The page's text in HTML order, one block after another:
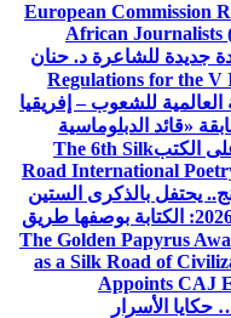
European Commission
African Journalists
جديدة للشاعرة د. حنان
Regulations for the V
العالمية للشعوب – إفريقيا
«قائد الدبلوماسية
الكتبThe 6th Silk
Road International
يحتفل بالذكرى الستين
جائزة البردية الذهبية 2026: الكتابة بوصفها طريق
The Golden Papyrus
as a Silk Road of
Appoints CAJ
الأسرار